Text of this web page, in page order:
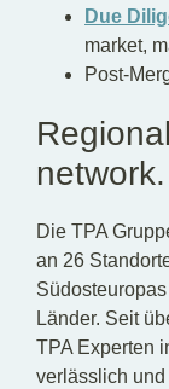
Due
market,
Post-
network.
Die TPA
an 26
Länder. Seit
TPA Experten
verlässlich